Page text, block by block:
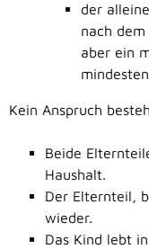
der
nach dem
aber ein
Kein Anspruch
Beide
Haushalt.
Der Elternteil,
wieder.
Das Kind lebt